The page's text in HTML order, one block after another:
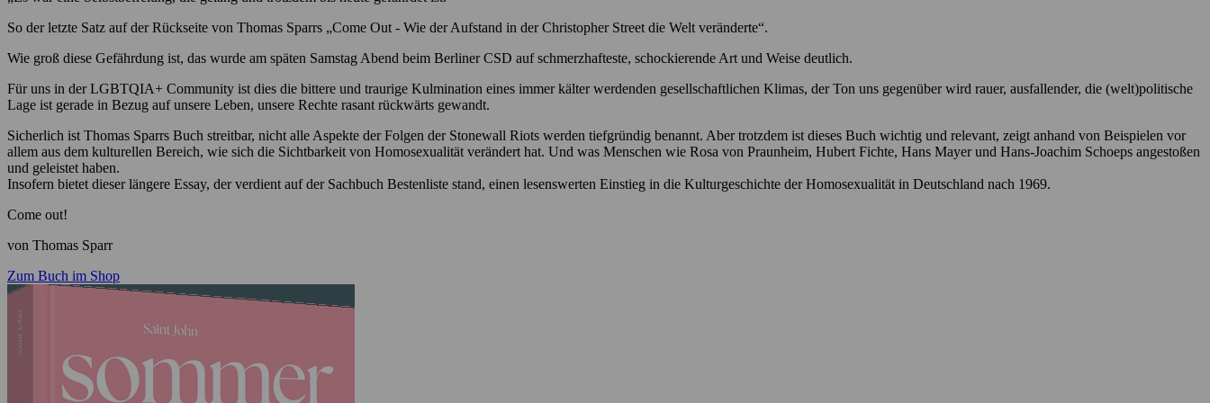
So der letzte Satz auf der Rückseite von Thomas Sparrs „Come Out - Wie der Aufstand in der Christopher Street die Welt veränderte“.
Wie groß diese Gefährdung ist, das wurde am späten Samstag Abend beim Berliner CSD auf schmerzhafteste, schockierende Art und Weise deutlich.
Für uns in der LGBTQIA+ Community ist dies die bittere und traurige Kulmination eines immer kälter werdenden gesellschaftlichen Klimas, der Ton uns gegenüber wird rauer, ausfallender, die (welt)politische
Lage ist gerade in Bezug auf unsere Leben, unsere Rechte rasant rückwärts gewandt.
Sicherlich ist Thomas Sparrs Buch streitbar, nicht alle Aspekte der Folgen der Stonewall Riots werden tiefgründig benannt. Aber trotzdem ist dieses Buch wichtig und relevant, zeigt anhand von Beispielen vor
allem aus dem kulturellen Bereich, wie sich die Sichtbarkeit von Homosexualität verändert hat. Und was Menschen wie Rosa von Praunheim, Hubert Fichte, Hans Mayer und Hans-Joachim Schoeps angestoßen
und geleistet haben.
Insofern bietet dieser längere Essay, der verdient auf der Sachbuch Bestenliste stand, einen lesenswerten Einstieg in die Kulturgeschichte der Homosexualität in Deutschland nach 1969.
Come out!
von Thomas Sparr
Zum Buch im Shop